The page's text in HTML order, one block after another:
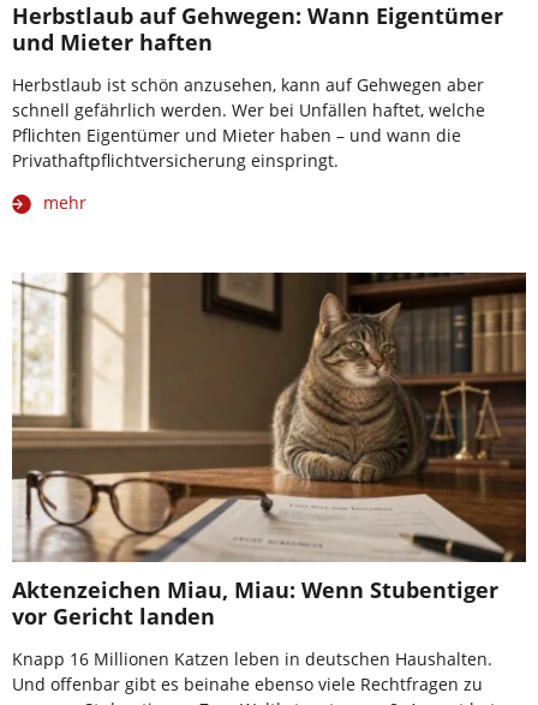
Herbstlaub auf Gehwegen: Wann Eigentümer
und Mieter haften
Herbstlaub ist schön anzusehen, kann auf Gehwegen aber
schnell gefährlich werden. Wer bei Unfällen haftet, welche
Pflichten Eigentümer und Mieter haben – und wann die
Privathaftpflichtversicherung einspringt.
mehr
Aktenzeichen Miau, Miau: Wenn Stubentiger
vor Gericht landen
Knapp 16 Millionen Katzen leben in deutschen Haushalten.
Und offenbar gibt es beinahe ebenso viele Rechtfragen zu